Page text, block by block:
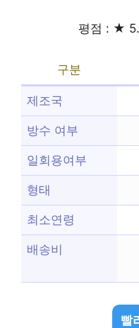
평점 : ★
구분
제조국
방수 여부
일회용여부
형태
최소연령
배송비
빨